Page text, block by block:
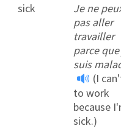
sick
Je ne
pas aller
travailler
parce
suis
(I
to work
because
sick.)